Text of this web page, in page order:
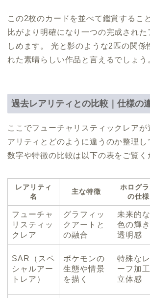
この2枚のカードを並べて鑑賞するこ
比がより明確になり一つの完成された
しめます。 光と影のような2匹の関係
れた素晴らしい作品と言えるでしょう
過去レアリティとの比較｜仕様の
ここでフューチャリスティックレアが
アリティとどのように違うのか整理し
数字や特徴の比較は以下の表をご覧く
レアリティ
名
主な特徴
ホログラ
の仕様
フューチャ
リスティッ
クレア
グラフィッ
クアートと
の融合
未来的
色の輝
透明感
SAR（スペ
シャルアー
トレア）
ポケモンの
生態や情景
を描く
特殊なレ
ーフ加
立体感